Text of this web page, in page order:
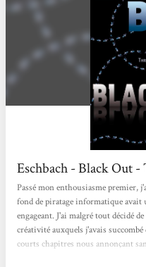
Eschbach - Black Out
Passé mon enthousiasme premier,
fond de piratage informatique avait
engageant. J'ai malgré tout décidé
créativité auxquels j'avais
courts chapitres nous annonçant